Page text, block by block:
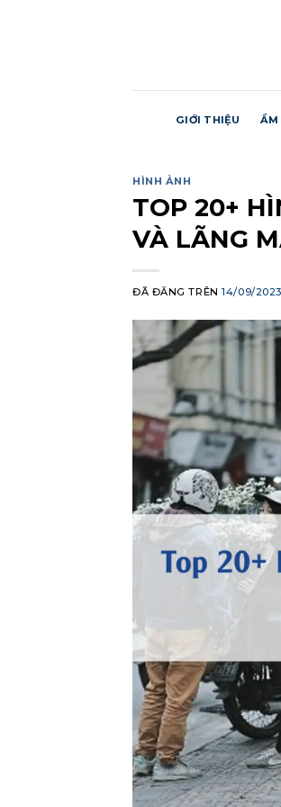
GIỚI THIỆU ẨM
HÌNH ẢNH
TOP 20+
VÀ LÃNG
ĐÃ ĐĂNG TRÊN14/09/2023